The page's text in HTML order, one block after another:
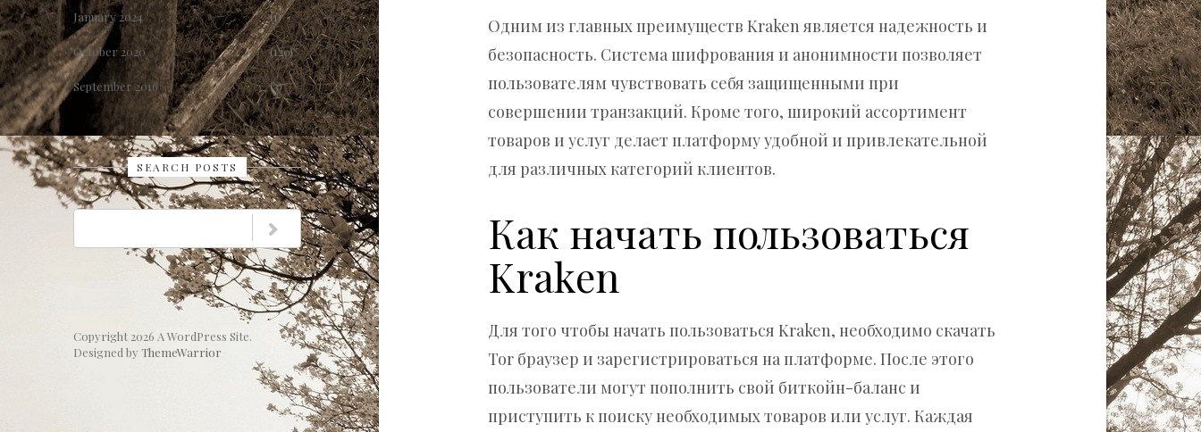
January 2024 (1)
October 2020 (120)
September 2016 (3)
SEARCH POSTS
Copyright 2026 A WordPress Site.
Designed by ThemeWarrior
Одним из главных преимуществ Kraken является надежность и
безопасность. Система шифрования и анонимности позволяет
пользователям чувствовать себя защищенными при
совершении транзакций. Кроме того, широкий ассортимент
товаров и услуг делает платформу удобной и привлекательной
для различных категорий клиентов.
Как начать пользоваться
Kraken
Для того чтобы начать пользоваться Kraken, необходимо скачать
Tor браузер и зарегистрироваться на платформе. После этого
пользователи могут пополнить свой биткойн-баланс и
приступить к поиску необходимых товаров или услуг. Каждая